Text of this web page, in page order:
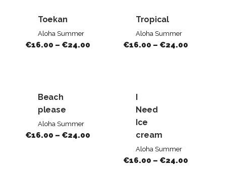
Toekan
Aloha Summer
€16.00 – €24.00
Tropical
Aloha Summer
€16.00 – €24.00
Beach
please
Aloha Summer
€16.00 – €24.00
I
Need
Ice
cream
Aloha Summer
€16.00 – €24.00